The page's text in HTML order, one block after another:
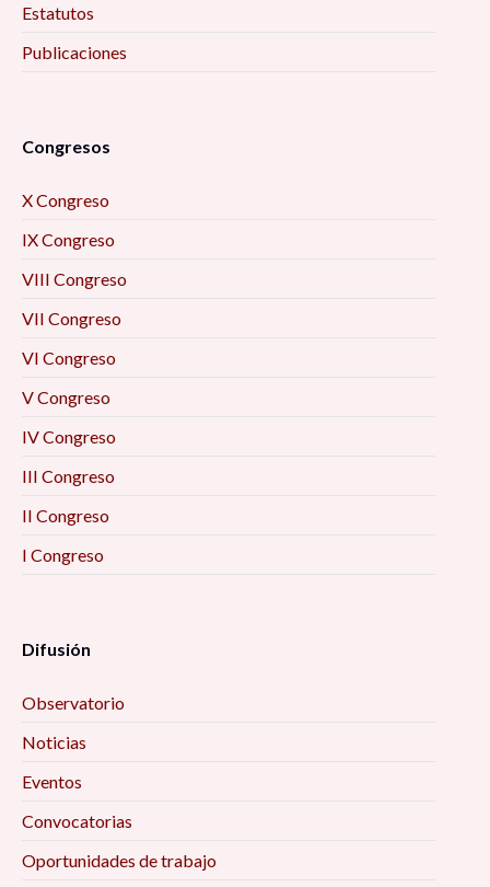
Estatutos
Publicaciones
Congresos
X Congreso
IX Congreso
VIII Congreso
VII Congreso
VI Congreso
V Congreso
IV Congreso
III Congreso
II Congreso
I Congreso
Difusión
Observatorio
Noticias
Eventos
Convocatorias
Oportunidades de trabajo